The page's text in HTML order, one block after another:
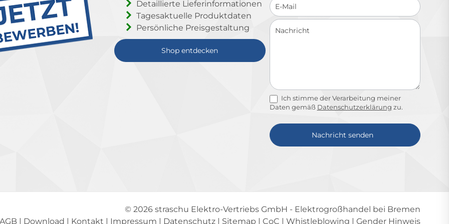
Detaillierte Lieferinformationen
Tagesaktuelle Produktdaten
Persönliche Preisgestaltung
Shop entdecken
Ich stimme der Verarbeitung meiner
Daten gemäß Datenschutzerklärung zu.
Nachricht senden
© 2026 straschu Elektro-Vertriebs GmbH - Elektrogroßhandel bei Bremen
AGB | Download | Kontakt | Impressum | Datenschutz | Sitemap | CoC | Whistleblowing | Gender Hinweis